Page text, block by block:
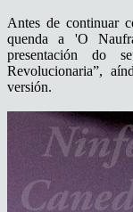
Antes de continuar
quenda a 'O
presentación do
Revolucionaria”,
versión.